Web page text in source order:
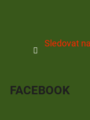
Sledovat
FACEBOOK